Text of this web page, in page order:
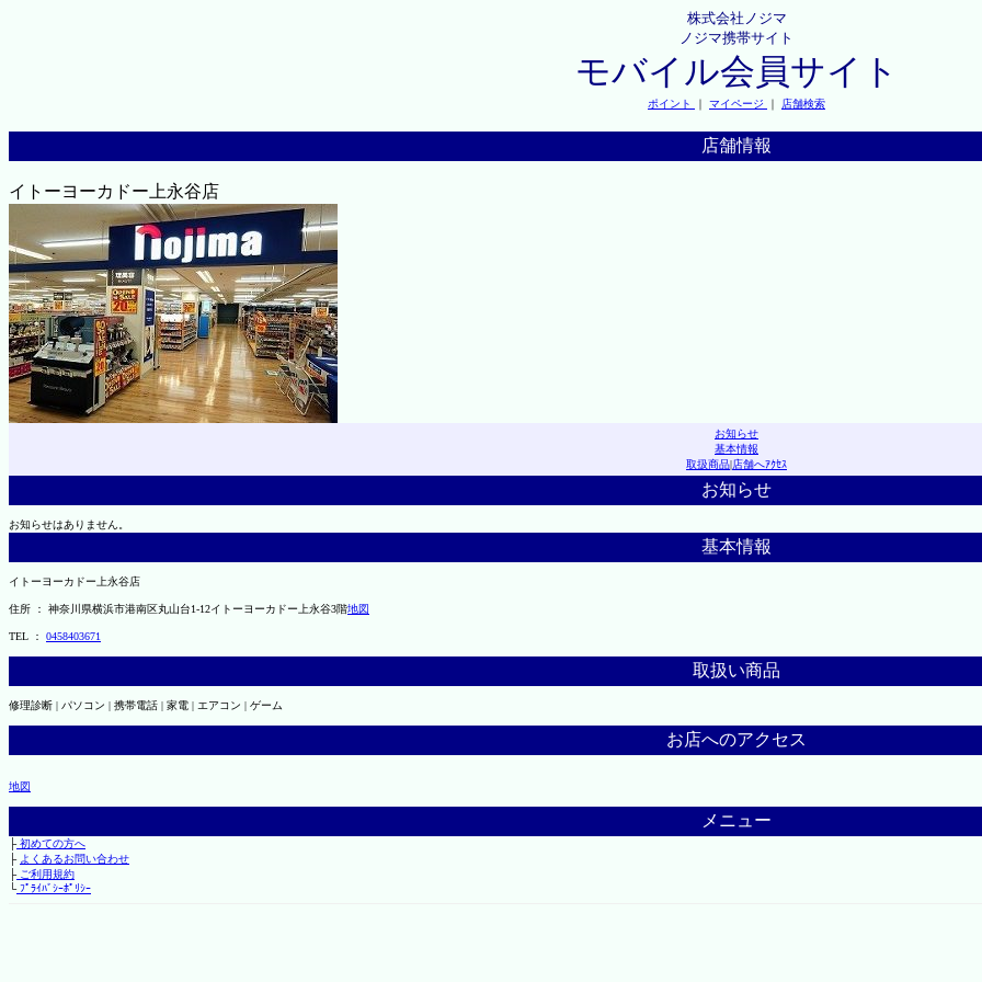
株式会社ノジマ
ノジマ携帯サイト
モバイル会員サイト
ポイント ｜ マイページ ｜ 店舗検索
店舗情報
イトーヨーカドー上永谷店
お知らせ
基本情報
取扱商品|店舗へｱｸｾｽ
お知らせ
お知らせはありません。
基本情報
イトーヨーカドー上永谷店
住所 ： 神奈川県横浜市港南区丸山台1-12イトーヨーカドー上永谷3階地図
TEL ： 0458403671
取扱い商品
修理診断 | パソコン | 携帯電話 | 家電 | エアコン | ゲーム
お店へのアクセス
地図
メニュー
├初めての方へ
├ よくあるお問い合わせ
├ご利用規約
└ﾌﾟﾗｲﾊﾞｼｰﾎﾟﾘｼｰ